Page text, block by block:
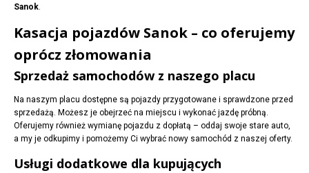
Sanok.
Kasacja pojazdów Sanok – co oferujemy
oprócz złomowania
Sprzedaż samochodów z naszego placu
Na naszym placu dostępne są pojazdy przygotowane i sprawdzone przed
sprzedażą. Możesz je obejrzeć na miejscu i wykonać jazdę próbną.
Oferujemy również wymianę pojazdu z dopłatą – oddaj swoje stare auto,
a my je odkupimy i pomożemy Ci wybrać nowy samochód z naszej oferty.
Usługi dodatkowe dla kupujących